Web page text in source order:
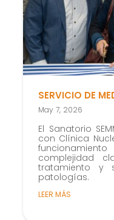
SERVICIO DE
May 7, 2026
El Sanatorio
con Clínica
complejidad
tratamiento y
patologías.
LEER MÁS